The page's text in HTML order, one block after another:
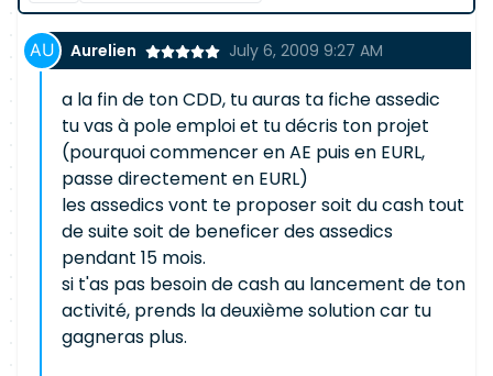
Aurelien July 6, 2009 9:27 AM
a la fin de ton CDD, tu auras ta fiche assedic
tu vas à pole emploi et tu décris ton projet
(pourquoi commencer en AE puis en EURL,
passe directement en EURL)
les assedics vont te proposer soit du cash tout
de suite soit de beneficer des assedics
pendant 15 mois.
si t'as pas besoin de cash au lancement de ton
activité, prends la deuxième solution car tu
gagneras plus.